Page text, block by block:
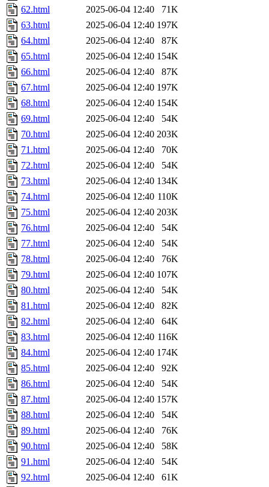
62.html
2025-06-04 12:40
71K
63.html
2025-06-04 12:40 197K
64.html
2025-06-04 12:40
87K
65.html
2025-06-04 12:40 154K
66.html
2025-06-04 12:40
87K
67.html
2025-06-04 12:40 197K
68.html
2025-06-04 12:40 154K
69.html
2025-06-04 12:40
54K
70.html
2025-06-04 12:40 203K
71.html
2025-06-04 12:40
70K
72.html
2025-06-04 12:40
54K
73.html
2025-06-04 12:40 134K
74.html
2025-06-04 12:40 110K
75.html
2025-06-04 12:40 203K
76.html
2025-06-04 12:40
54K
77.html
2025-06-04 12:40
54K
78.html
2025-06-04 12:40
76K
79.html
2025-06-04 12:40 107K
80.html
2025-06-04 12:40
54K
81.html
2025-06-04 12:40
82K
82.html
2025-06-04 12:40
64K
83.html
2025-06-04 12:40 116K
84.html
2025-06-04 12:40 174K
85.html
2025-06-04 12:40
92K
86.html
2025-06-04 12:40
54K
87.html
2025-06-04 12:40 157K
88.html
2025-06-04 12:40
54K
89.html
2025-06-04 12:40
76K
90.html
2025-06-04 12:40
58K
91.html
2025-06-04 12:40
54K
92.html
2025-06-04 12:40
61K